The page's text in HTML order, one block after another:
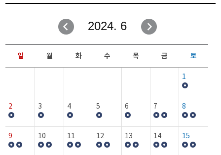
2024. 6
일 월 화 수 목 금 토
1
2 3 4 5 6 7 8
9 10 11 12 13 14 15